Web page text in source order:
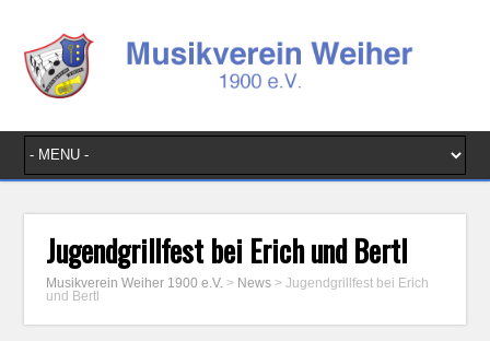
Jugendgrillfest bei Erich und Bertl
Musikverein Weiher 1900 e.V. > News >Jugendgrillfest bei Erich
und Bertl